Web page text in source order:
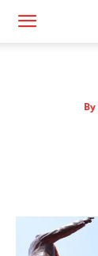
By